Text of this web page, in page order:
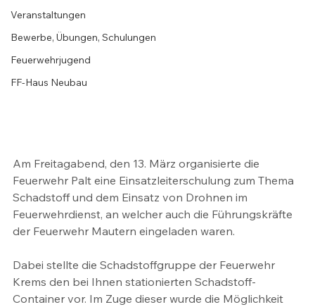
Veranstaltungen
Bewerbe, Übungen, Schulungen
Feuerwehrjugend
FF-Haus Neubau
Am Freitagabend, den 13. März organisierte die
Feuerwehr Palt eine Einsatzleiterschulung zum Thema
Schadstoff und dem Einsatz von Drohnen im
Feuerwehrdienst, an welcher auch die Führungskräfte
der Feuerwehr Mautern eingeladen waren.
Dabei stellte die Schadstoffgruppe der Feuerwehr
Krems den bei Ihnen stationierten Schadstoff-
Container vor. Im Zuge dieser wurde die Möglichkeit